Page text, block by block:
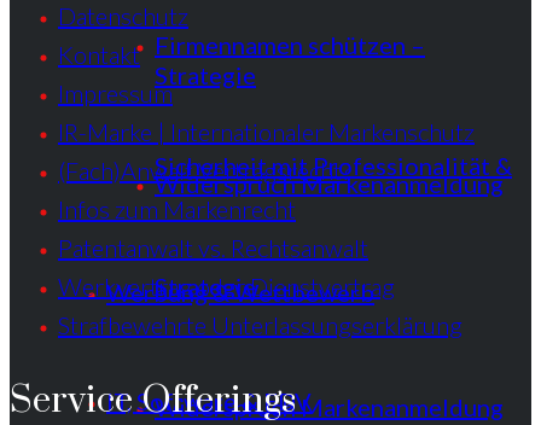
Firmennamen schützen –
Sicherheit mit Professionalität &
Strategie
Widerspruch Markenanmeldung
Strategie
Widerspruch Markenanmeldung
Werbung & Wettbewerb
IT, Software & EDV
Datenschutz
Kontakt
Impressum
IR-Marke | Internationaler Markenschutz
(Fach)Anwalt Vertragsrecht?
Infos zum Markenrecht
Patentanwalt vs. Rechtsanwalt
Werkvertrag oder Dienstvertrag
Strafbewehrte Unterlassungserklärung
Service Offerings